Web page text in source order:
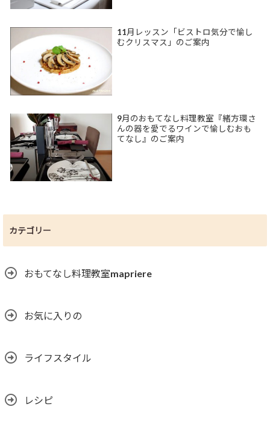
11月レッスン「ビストロ気分で愉し
むクリスマス」のご案内
9月のおもてなし料理教室『緒方環さ
んの器を愛でるワインで愉しむおも
てなし』のご案内
カテゴリー
おもてなし料理教室mapriere
お気に入りの
ライフスタイル
レシピ